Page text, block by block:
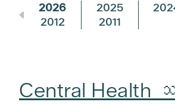
2026 2025
2012
2011
Central Health